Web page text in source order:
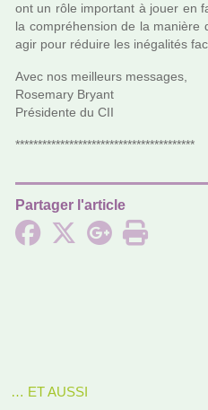
ont un rôle impor­tant à jouer en
la com­pré­hen­sion de la manière
agir pour réduire les iné­ga­li­tés
Avec nos meilleurs mes­sa­ges,
Rosemary Bryant
Présidente du CII
****************************************
Partager l'article
… ET AUSSI